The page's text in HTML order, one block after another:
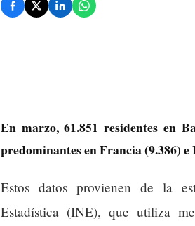
En marzo, 61.851 residentes en
predominantes en Francia (9.386) e
Estos datos provienen de la
Estadística (INE), que utiliza